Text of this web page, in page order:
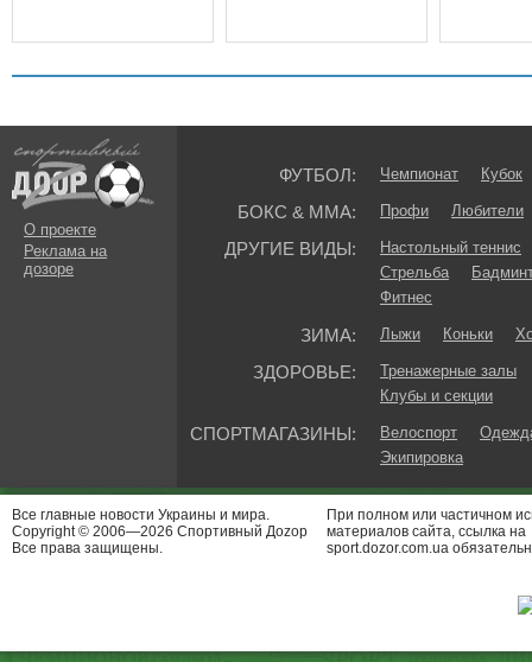
О проекте
Реклама на
дозоре
ФУТБОЛ: Чемпионат Кубок
БОКС & ММА: Профи Любители
ДРУГИЕ ВИДЫ:
Настольный теннис
Стрельба
Фитнес
ЗИМА: Лыжи Коньки
ЗДОРОВЬЕ:
Тренажерные залы
Клубы и секции
СПОРТМАГАЗИНЫ: Велоспорт
Экипировка
Все главные новости Украины и мира.
Copyright © 2006—2026 Спортивный Доzор
Все права защищены.
При полном или частичном
материалов сайта, ссылка на
sport.dozor.com.ua